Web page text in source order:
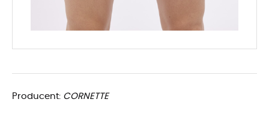
Producent: CORNETTE